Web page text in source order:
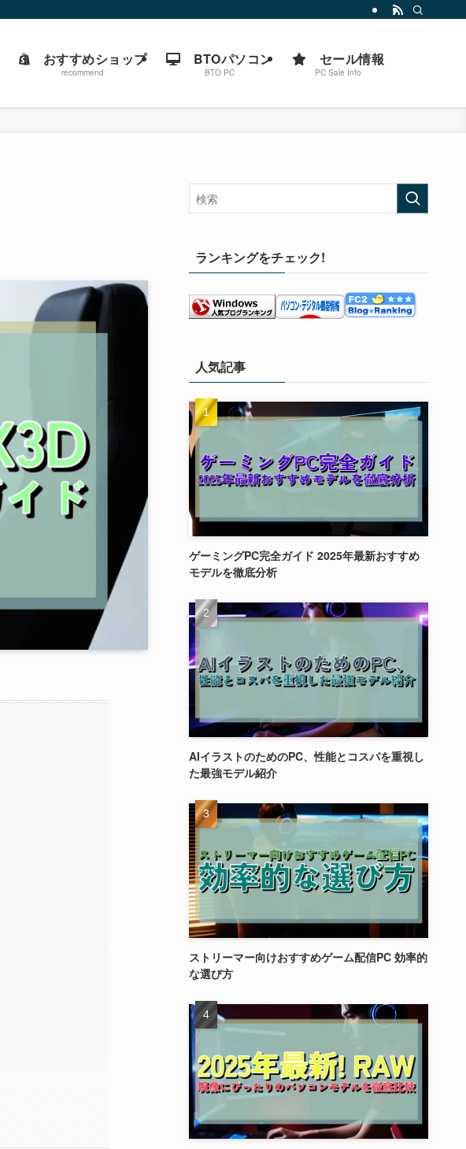
おすすめショップ
recommend
BTOパソコン
BTO PC
セール情報
PC Sale Info
ランキングをチェック!
人気記事
ゲーミングPC完全ガイド 2025年最新おすすめ
モデルを徹底分析
AIイラストのためのPC、性能とコスパを重視し
た最強モデル紹介
ストリーマー向けおすすめゲーム配信PC 効率的
な選び方